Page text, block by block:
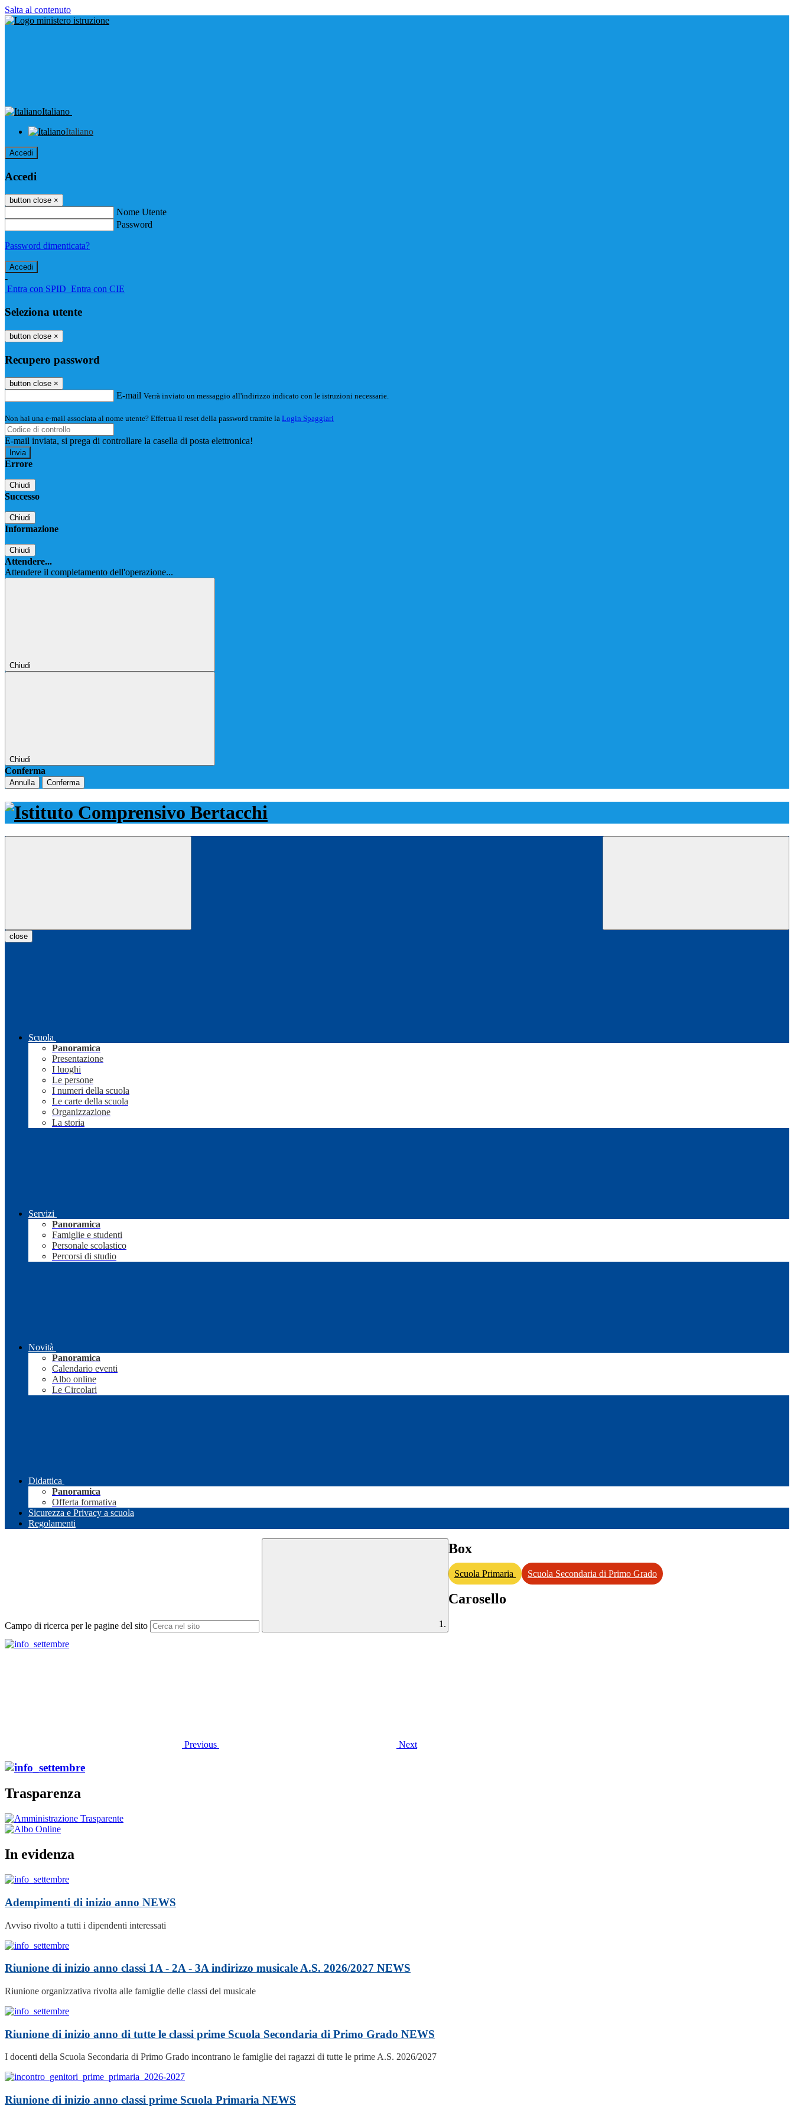
Salta al contenuto
Italiano
Italiano
Accedi
Accedi
button close ×
Nome Utente
Password
Password dimenticata?
-
Entra con SPID Entra con CIE
Seleziona utente
button close ×
Recupero password
button close ×
E-mail Verrà inviato un messaggio all'indirizzo indicato con le istruzioni necessarie.
Non hai una e-mail associata al nome utente? Effettua il reset della password tramite la Login Spaggiari
E-mail inviata, si prega di controllare la casella di posta elettronica!
Errore
Chiudi
Successo
Chiudi
Informazione
Chiudi
Attendere...
Attendere il completamento dell'operazione...
Chiudi
Chiudi
Conferma
Annulla Conferma
close
Scuola
Panoramica
Presentazione
I luoghi
Le persone
I numeri della scuola
Le carte della scuola
Organizzazione
La storia
Servizi
Panoramica
Famiglie e studenti
Personale scolastico
Percorsi di studio
Novità
Panoramica
Calendario eventi
Albo online
Le Circolari
Didattica
Panoramica
Offerta formativa
Sicurezza e Privacy a scuola
Regolamenti
Campo di ricerca per le pagine del sito
Box
Scuola Primaria Scuola Secondaria di Primo Grado
Carosello
Previous Next
Trasparenza
In evidenza
Adempimenti di inizio anno NEWS
Avviso rivolto a tutti i dipendenti interessati
Riunione di inizio anno classi 1A - 2A - 3A indirizzo musicale A.S. 2026/2027 NEWS
Riunione organizzativa rivolta alle famiglie delle classi del musicale
Riunione di inizio anno di tutte le classi prime Scuola Secondaria di Primo Grado NEWS
I docenti della Scuola Secondaria di Primo Grado incontrano le famiglie dei ragazzi di tutte le prime A.S. 2026/2027
Riunione di inizio anno classi prime Scuola Primaria NEWS